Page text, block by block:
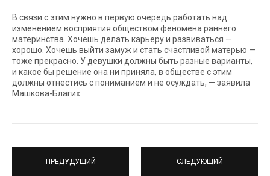
В связи с этим нужно в первую очередь работать над
изменением восприятия обществом феномена раннего
материнства. Хочешь делать карьеру и развиваться —
хорошо. Хочешь выйти замуж и стать счастливой матерью —
тоже прекрасно. У девушки должны быть разные варианты,
и какое бы решение она ни приняла, в обществе с этим
должны отнестись с пониманием и не осуждать, — заявила
Машкова-Благих.
ПРЕДУДУЩИЙ СЛЕДУЮЩИЙ